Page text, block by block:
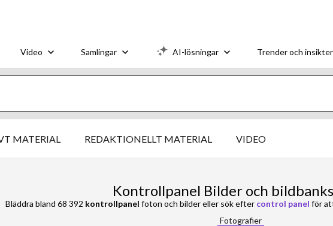
Video Samlingar AI-lösningar Trender och insikter
MATERIAL REDAKTIONELLT MATERIAL VIDEO
Kontrollpanel Bilder och
Bläddra bland 68 392 kontrollpanel foton och bilder eller sök efter control panel för
Fotografier